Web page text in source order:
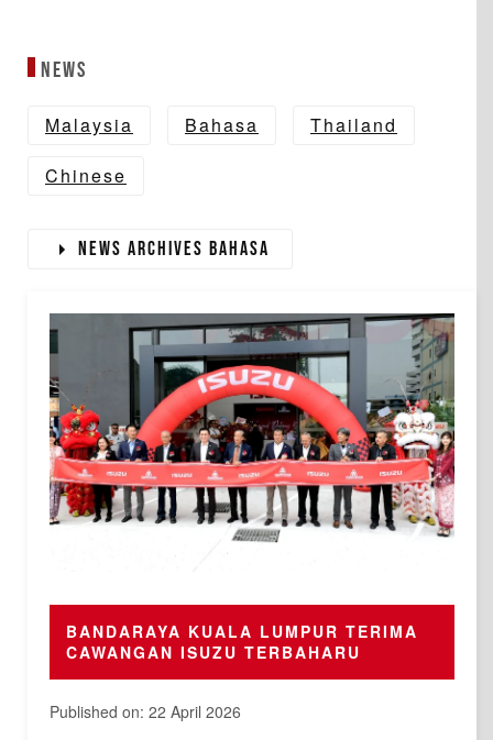
News
Malaysia Bahasa
Thailand
Chinese
News Archives Bahasa
BANDARAYA KUALA LUMPUR TERIMA
CAWANGAN ISUZU TERBAHARU
Published on: 22 April 2026